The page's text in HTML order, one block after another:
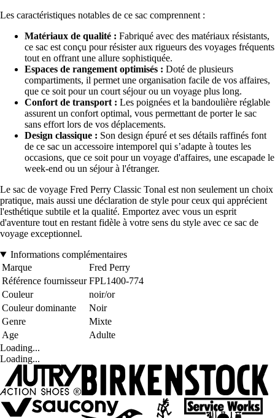
Les caractéristiques notables de ce sac comprennent :
Matériaux de qualité : Fabriqué avec des matériaux résistants,
ce sac est conçu pour résister aux rigueurs des voyages fréquents
tout en offrant une allure sophistiquée.
Espaces de rangement optimisés : Doté de plusieurs
compartiments, il permet une organisation facile de vos affaires,
que ce soit pour un court séjour ou un voyage plus long.
Confort de transport : Les poignées et la bandoulière réglable
assurent un confort optimal, vous permettant de porter le sac
sans effort lors de vos déplacements.
Design classique : Son design épuré et ses détails raffinés font
de ce sac un accessoire intemporel qui s’adapte à toutes les
occasions, que ce soit pour un voyage d'affaires, une escapade le
week-end ou un séjour à l'étranger.
Le sac de voyage Fred Perry Classic Tonal est non seulement un choix
pratique, mais aussi une déclaration de style pour ceux qui apprécient
l'esthétique subtile et la qualité. Emportez avec vous un esprit
d'aventure tout en restant fidèle à votre sens du style avec ce sac de
voyage exceptionnel.
Informations complémentaires
Marque
Fred Perry
Référence fournisseur FPL1400-774
Couleur
noir/or
Couleur dominante
Noir
Genre
Mixte
Age
Adulte
Loading...
Loading...